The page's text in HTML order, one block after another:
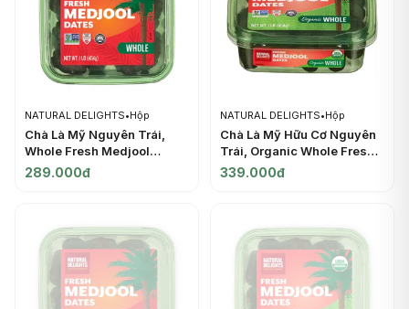
NATURAL DELIGHTS•Hộp
Chà Là Mỹ Nguyên Trái,
Whole Fresh Medjool
Dates, 1 lb (454g) -
289.000đ
NATURAL DELIGHTS•Hộp
Chà Là Mỹ Hữu Cơ Nguyên
Trái, Organic Whole Fresh
Medjool Dates, 1 lb (454g) -
339.000đ